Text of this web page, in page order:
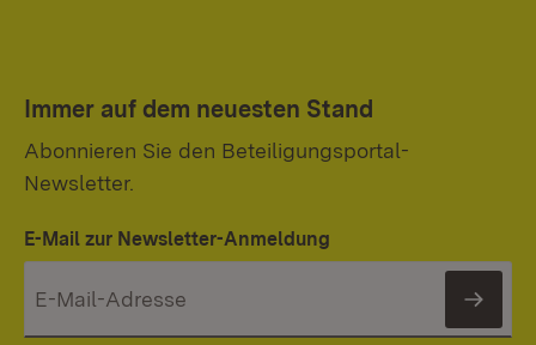
Immer auf dem neuesten Stand
Abonnieren Sie den Beteiligungsportal-
Newsletter.
E-Mail zur Newsletter-Anmeldung